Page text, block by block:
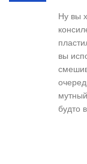
Ну вы
вы
будто